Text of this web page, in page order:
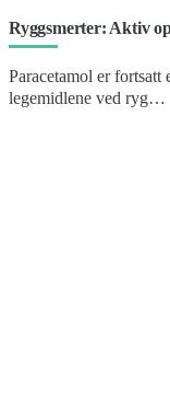
Ryggsmerter: Aktiv
Paracetamol er fortsatt
legemidlene ved ryg…